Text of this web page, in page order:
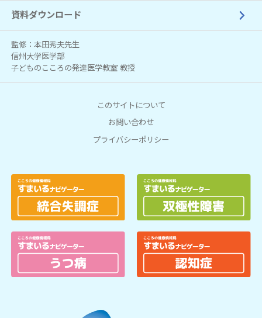
資料ダウンロード
監修：本田秀夫先生
信州大学医学部
子どものこころの発達医学教室 教授
このサイトについて
お問い合わせ
プライバシーポリシー